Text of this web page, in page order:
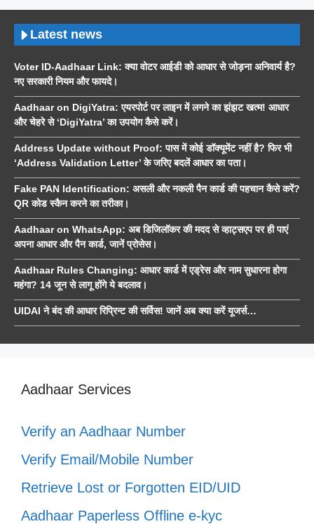
Latest news
Voter ID-Aadhaar Link: क्या वोटर आईडी को आधार से जोड़ना अनिवार्य है?
नए सरकारी नियम और फायदे।
Aadhaar on DigiYatra: एयरपोर्ट पर लाइन में लगने का झंझट खत्म! आधार
और चेहरे से ‘DigiYatra’ का उपयोग कैसे करें।
Address Update without Proof: पास में कोई डॉक्यूमेंट नहीं है? फिर भी
‘Address Validation Letter’ के जरिए बदलें आधार का पता।
Fake PAN Identification: असली और नकली पैन कार्ड की पहचान कैसे करें?
QR कोड स्कैन करने का तरीका।
Aadhaar on WhatsApp: अब डिजिलॉकर की मदद से व्हाट्सएप पर ही पाएं
अपना आधार और पैन कार्ड, जानें प्रोसेस।
Aadhaar Rules Changing: आधार कार्ड में एड्रेस और नाम सुधारना होगा
महंगा? 14 जून से लागू होंगे ये बदलाव।
UIDAI ने बंद की आधार रिप्रिन्ट की सर्विस! जानें अब क्या करें यूजर्स…
Aadhaar Services
Verify an Aadhaar Number
Verify Email/Mobile Number
Retrieve Lost or Forgotten EID/UID
Aadhaar Paperless Offline e-kyc